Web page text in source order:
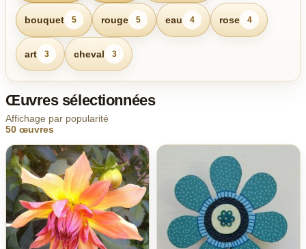
bouquet 5 rouge 5 eau 4 rose 4
art 3 cheval 3
Œuvres sélectionnées
Affichage par popularité
50 œuvres